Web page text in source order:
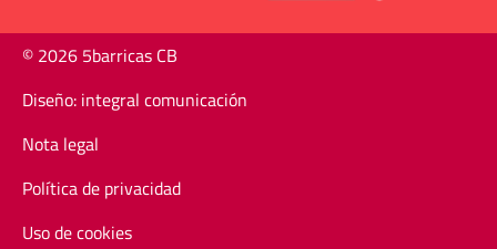
© 2026 5barricas CB
Diseño: integral comunicación
Nota legal
Política de privacidad
Uso de cookies